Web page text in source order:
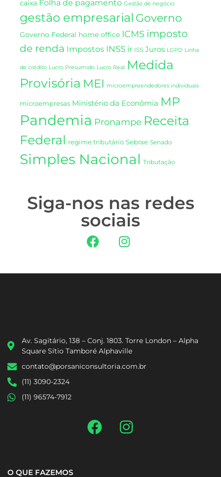
caixa Folha de pagamento Gestão de negócio
gestão empresarial Governo
Governo Federal home office ICMS imposto
de renda Impostos INSS ir ISS Juros LGPD Linha
de crédito Lucro Presumido Lucro Real
Medida
Provisória MEI microempreendedores individuais
microempresas Ministério da Econômia MP
Pandemia Pronampe Receita
Federal regime tributário Sebrae Senado
Simples Nacional Tributação
Siga-nos nas redes
sociais
Av. Sagitário, 138 – Conj. 1803. Torre London – Alpha
Square Sítio Tamboré Alphaville
contato@porsaniconsultoria.com.br
(11) 3090-2324